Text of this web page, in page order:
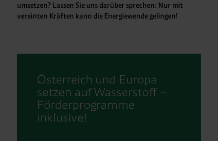
umsetzen? Lassen Sie uns darüber sprechen: Nur mit
vereinten Kräften kann die Energiewende gelingen!
Österreich und Europa
setzen auf Wasserstoff –
Förderprogramme
inklusive!